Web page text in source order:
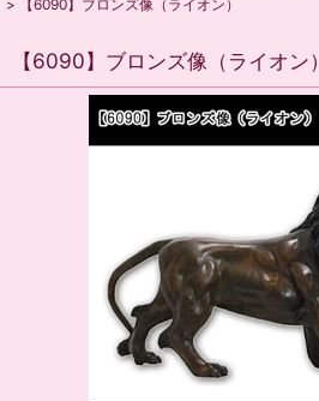
>
【6090】ブロンズ像（ライオン）
【6090】ブロンズ像（ライオン）